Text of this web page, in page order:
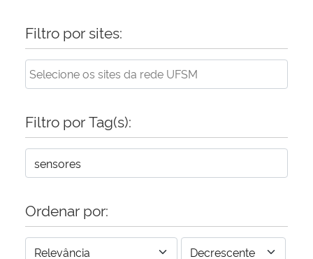
Controladoria-Geral da União
Ministério da Mulher, da Família e dos Direitos Humanos
Secretaria de Governo
Advocacia-Geral da União
Filtro por sites:
Filtro por Tag(s):
Ordenar por: